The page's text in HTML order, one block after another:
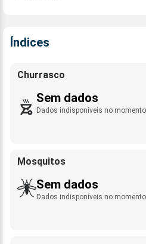
Índices
Churrasco
Sem dados
Dados indisponíveis no
Mosquitos
Sem dados
Dados indisponíveis no